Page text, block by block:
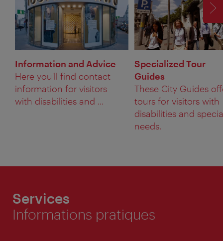
Information and Advice
Here you'll find contact
information for visitors
with disabilities and ...
Specialized Tour
Guides
These City Guides
tours for visitors with
disabilities and
needs.
Services
Informations pratiques